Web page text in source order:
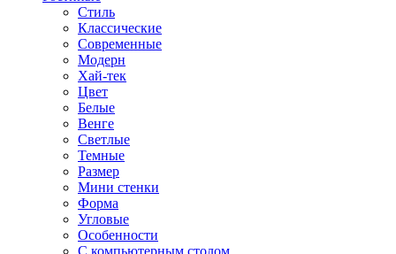
Стиль
Классические
Современные
Модерн
Хай-тек
Цвет
Белые
Венге
Светлые
Темные
Размер
Мини стенки
Форма
Угловые
Особенности
С компьютерным столом